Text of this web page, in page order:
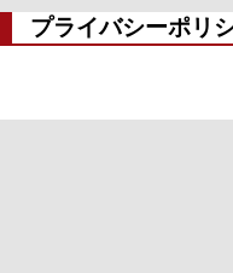
プライバシーポリ